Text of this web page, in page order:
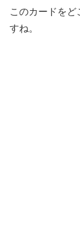
このカードをど
すね。